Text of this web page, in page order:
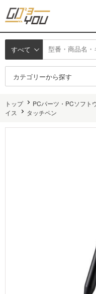
すべて
カテゴリーから探す
トップ PCパーツ・PCソフト
イス
タッチペン